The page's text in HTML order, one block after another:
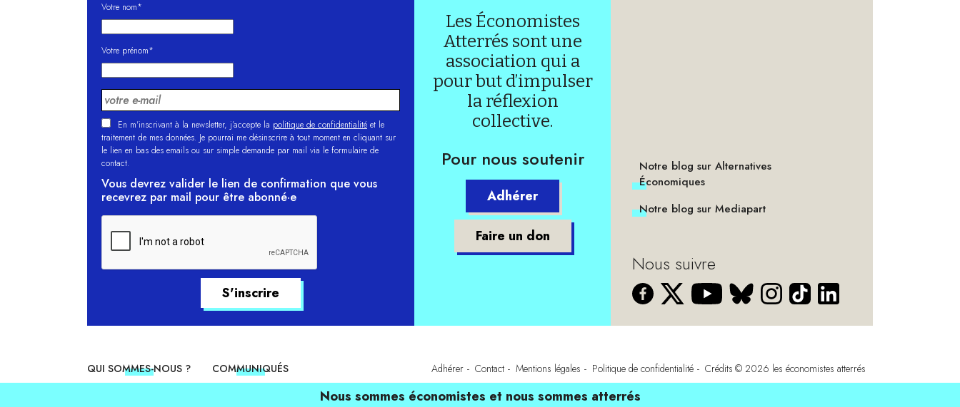
Votre nom*
Votre prénom*
En m'inscrivant à la newsletter, j’accepte la politique de confidentialité et le
traitement de mes données. Je pourrai me désinscrire à tout moment en cliquant sur
le lien en bas des emails ou sur simple demande par mail via le formulaire de
contact.
Vous devrez valider le lien de confirmation que vous
recevrez par mail pour être abonné·e
Les Économistes
Atterrés sont une
association qui a
pour but d’impulser
la réflexion
collective.
Pour nous soutenir
Adhérer
Faire un don
Notre blog sur Alternatives
Économiques
Notre blog sur Mediapart
Nous suivre
QUI SOMMES-NOUS ? COMMUNIQUÉS Adhérer Contact Mentions légales Politique de confidentialité Crédits © 2026 les économistes atterrés
Nous sommes économistes et nous sommes atterrés